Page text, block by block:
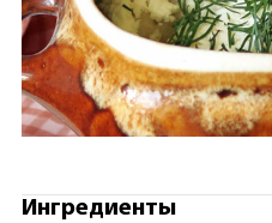
Ингредиенты